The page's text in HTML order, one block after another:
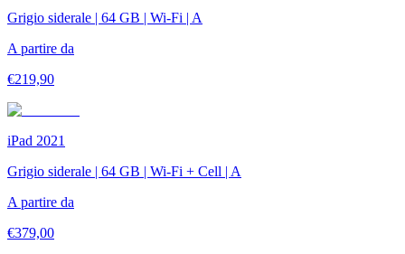
Grigio siderale | 64 GB | Wi-Fi | A
A partire da
€219,90
iPad 2021
Grigio siderale | 64 GB | Wi-Fi + Cell | A
A partire da
€379,00